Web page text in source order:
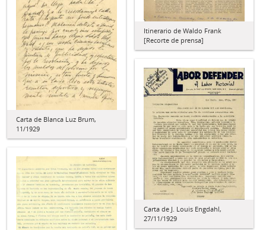
Itinerario de Waldo Frank
[Recorte de prensa]
Carta de Blanca Luz Brum,
11/1929
Carta de J. Louis Engdahl,
27/11/1929